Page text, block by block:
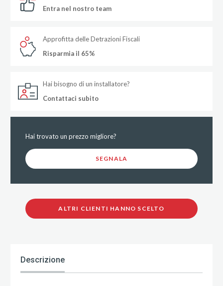
Entra nel nostro team
Approfitta delle Detrazioni Fiscali
Risparmia il 65%
Hai bisogno di un installatore?
Contattaci subito
Hai trovato un prezzo migliore?
SEGNALA
ALTRI CLIENTI HANNO SCELTO
Descrizione